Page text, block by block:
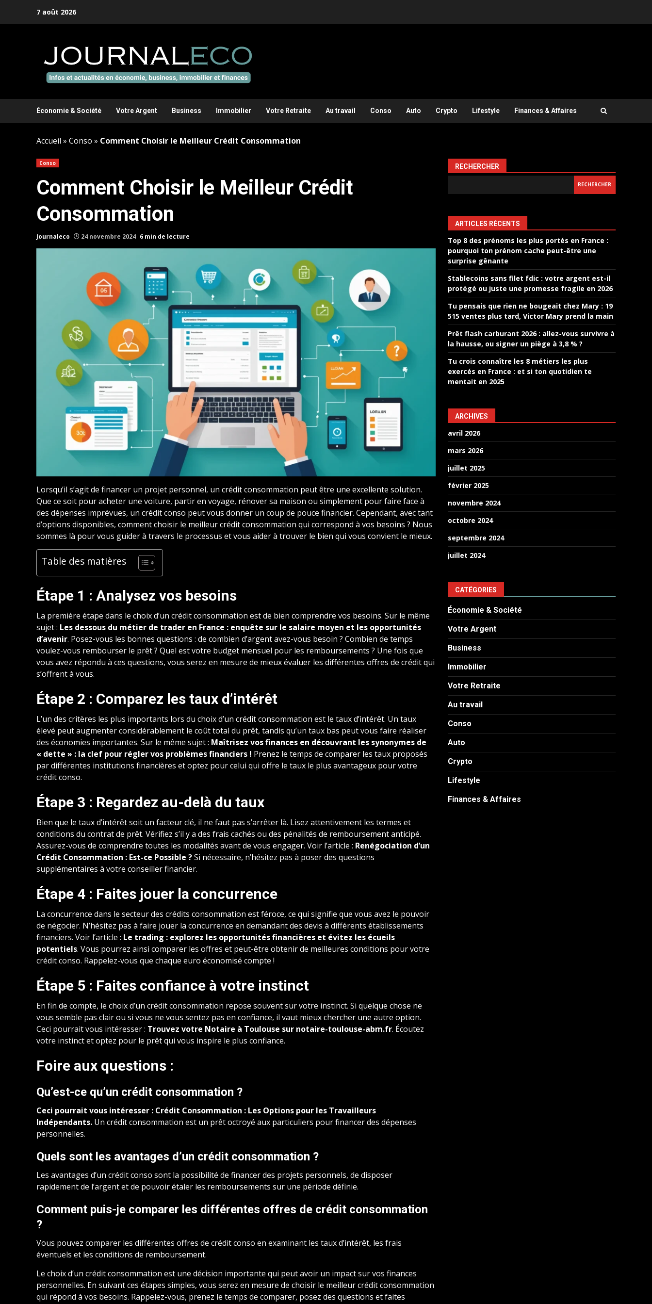
7 août 2026
Économie & Société Votre Argent Business Immobilier Votre Retraite Au travail Conso Auto Crypto Lifestyle Finances & Affaires
Accueil » Conso » Comment Choisir le Meilleur Crédit Consommation
Conso
Comment Choisir le Meilleur Crédit
Consommation
Journaleco 24 novembre 2024 6 min de lecture
Lorsqu’il s’agit de financer un projet personnel, un crédit consommation peut être une excellente solution.
Que ce soit pour acheter une voiture, partir en voyage, rénover sa maison ou simplement pour faire face à
des dépenses imprévues, un crédit conso peut vous donner un coup de pouce financier. Cependant, avec tant
d’options disponibles, comment choisir le meilleur crédit consommation qui correspond à vos besoins ? Nous
sommes là pour vous guider à travers le processus et vous aider à trouver le bien qui vous convient le mieux.
Table des matières
Étape 1 : Analysez vos besoins
La première étape dans le choix d’un crédit consommation est de bien comprendre vos besoins. Sur le même
sujet : Les dessous du métier de trader en France : enquête sur le salaire moyen et les opportunités
d’avenir. Posez-vous les bonnes questions : de combien d’argent avez-vous besoin ? Combien de temps
voulez-vous rembourser le prêt ? Quel est votre budget mensuel pour les remboursements ? Une fois que
vous avez répondu à ces questions, vous serez en mesure de mieux évaluer les différentes offres de crédit qui
s’offrent à vous.
Étape 2 : Comparez les taux d’intérêt
L’un des critères les plus importants lors du choix d’un crédit consommation est le taux d’intérêt. Un taux
élevé peut augmenter considérablement le coût total du prêt, tandis qu’un taux bas peut vous faire réaliser
des économies importantes. Sur le même sujet : Maîtrisez vos finances en découvrant les synonymes de
« dette » : la clef pour régler vos problèmes financiers ! Prenez le temps de comparer les taux proposés
par différentes institutions financières et optez pour celui qui offre le taux le plus avantageux pour votre
crédit conso.
Étape 3 : Regardez au-delà du taux
Bien que le taux d’intérêt soit un facteur clé, il ne faut pas s’arrêter là. Lisez attentivement les termes et
conditions du contrat de prêt. Vérifiez s’il y a des frais cachés ou des pénalités de remboursement anticipé.
Assurez-vous de comprendre toutes les modalités avant de vous engager. Voir l’article : Renégociation d’un
Crédit Consommation : Est-ce Possible ?Si nécessaire, n’hésitez pas à poser des questions
supplémentaires à votre conseiller financier.
Étape 4 : Faites jouer la concurrence
La concurrence dans le secteur des crédits consommation est féroce, ce qui signifie que vous avez le pouvoir
de négocier. N’hésitez pas à faire jouer la concurrence en demandant des devis à différents établissements
financiers. Voir l’article : Le trading : explorez les opportunités financières et évitez les écueils
potentiels. Vous pourrez ainsi comparer les offres et peut-être obtenir de meilleures conditions pour votre
crédit conso. Rappelez-vous que chaque euro économisé compte !
Étape 5 : Faites confiance à votre instinct
En fin de compte, le choix d’un crédit consommation repose souvent sur votre instinct. Si quelque chose ne
vous semble pas clair ou si vous ne vous sentez pas en confiance, il vaut mieux chercher une autre option.
Ceci pourrait vous intéresser : Trouvez votre Notaire à Toulouse sur notaire-toulouse-abm.fr. Écoutez
votre instinct et optez pour le prêt qui vous inspire le plus confiance.
Foire aux questions :
Qu’est-ce qu’un crédit consommation ?
Ceci pourrait vous intéresser : Crédit Consommation : Les Options pour les Travailleurs
Indépendants. Un crédit consommation est un prêt octroyé aux particuliers pour financer des dépenses
personnelles.
Quels sont les avantages d’un crédit consommation ?
Les avantages d’un crédit conso sont la possibilité de financer des projets personnels, de disposer
rapidement de l’argent et de pouvoir étaler les remboursements sur une période définie.
Comment puis-je comparer les différentes offres de crédit consommation
?
Vous pouvez comparer les différentes offres de crédit conso en examinant les taux d’intérêt, les frais
éventuels et les conditions de remboursement.
Le choix d’un crédit consommation est une décision importante qui peut avoir un impact sur vos finances
personnelles. En suivant ces étapes simples, vous serez en mesure de choisir le meilleur crédit consommation
qui répond à vos besoins. Rappelez-vous, prenez le temps de comparer, posez des questions et faites
RECHERCHER
RECHERCHER
ARTICLES RÉCENTS
Top 8 des prénoms les plus portés en France :
pourquoi ton prénom cache peut-être une
surprise gênante
Stablecoins sans filet fdic : votre argent est-il
protégé ou juste une promesse fragile en 2026
Tu pensais que rien ne bougeait chez Mary : 19
515 ventes plus tard, Victor Mary prend la main
Prêt flash carburant 2026 : allez-vous survivre à
la hausse, ou signer un piège à 3,8 % ?
Tu crois connaître les 8 métiers les plus
exercés en France : et si ton quotidien te
mentait en 2025
ARCHIVES
avril 2026
mars 2026
juillet 2025
février 2025
novembre 2024
octobre 2024
septembre 2024
juillet 2024
CATÉGORIES
Économie & Société
Votre Argent
Business
Immobilier
Votre Retraite
Au travail
Conso
Auto
Crypto
Lifestyle
Finances & Affaires